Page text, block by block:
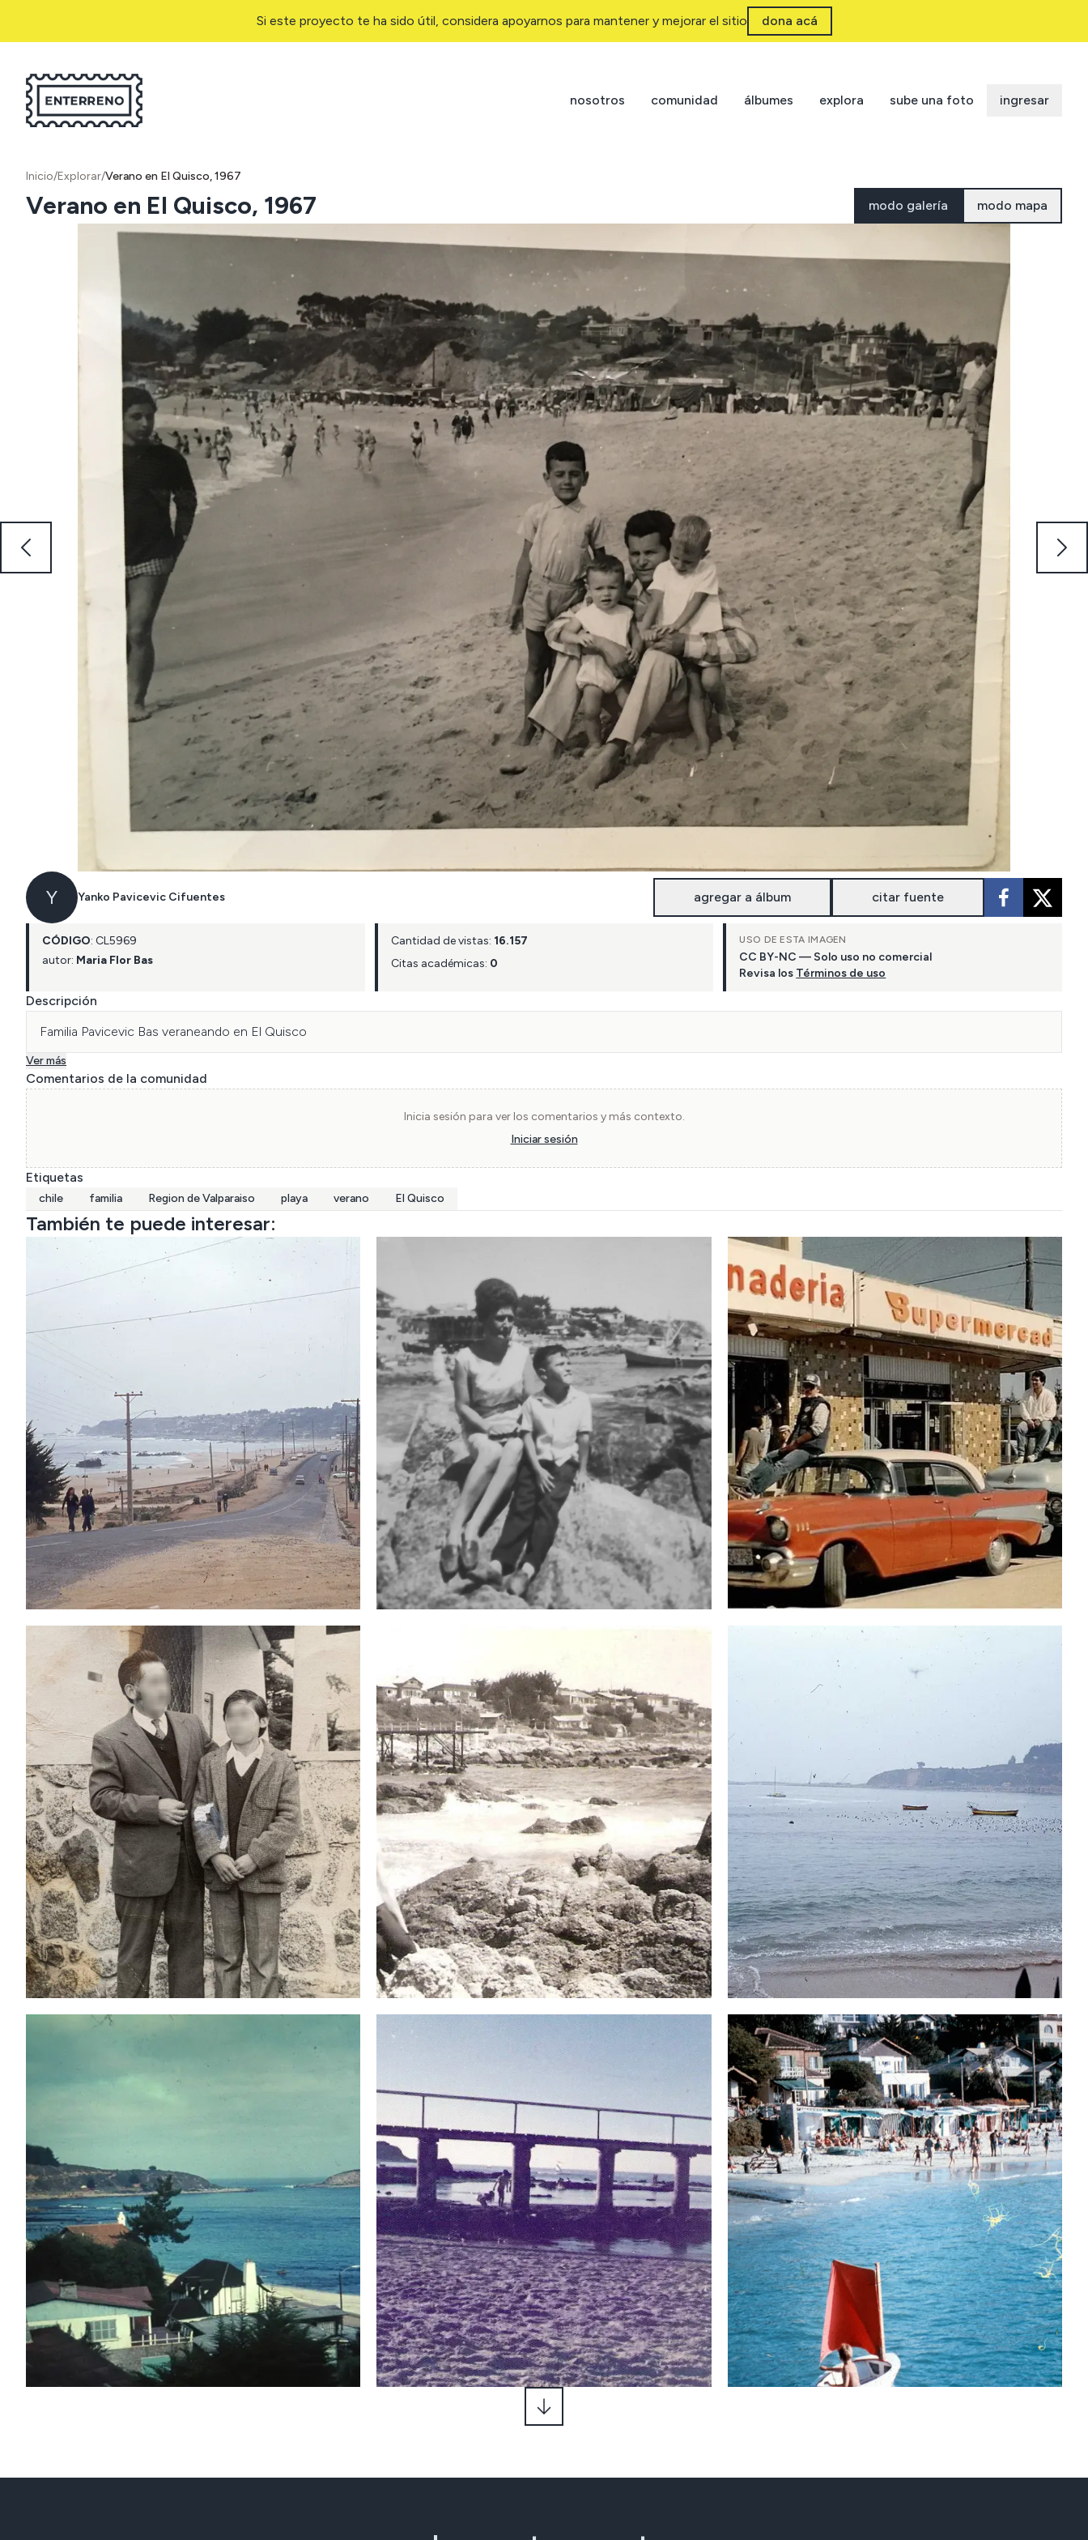
Si este proyecto te ha sido útil, considera apoyarnos para mantener y mejorar el sitio dona acá
nosotros comunidad álbumes explora sube una foto ingresar
Inicio/Explorar/Verano en El Quisco, 1967
Verano en El Quisco, 1967 modo galería modo mapa
Y Yanko Pavicevic Cifuentes agregar a álbum citar fuente
CÓDIGO: CL5969
autor: Maria Flor Bas
Cantidad de vistas: 16.157
Citas académicas: 0
USO DE ESTA IMAGEN
CC BY-NC — Solo uso no comercial
Revisa los Términos de uso
Descripción
Familia Pavicevic Bas veraneando en El Quisco
Ver más
Comentarios de la comunidad
Inicia sesión para ver los comentarios y más contexto.
Iniciar sesión
Etiquetas
chile familia Region de Valparaiso playa verano El Quisco
También te puede interesar: